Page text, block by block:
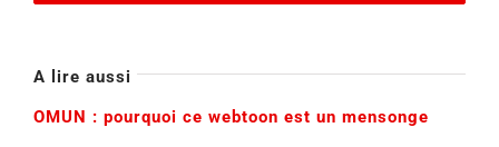
A lire aussi
OMUN : pourquoi ce webtoon est un mensonge